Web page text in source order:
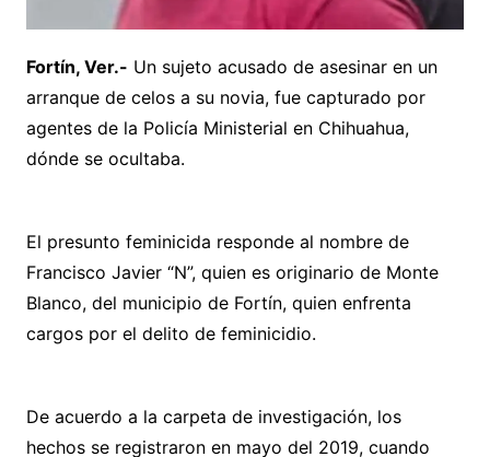
Fortín, Ver.- Un sujeto acusado de asesinar en un
arranque de celos a su novia, fue capturado por
agentes de la Policía Ministerial en Chihuahua,
dónde se ocultaba.
El presunto feminicida responde al nombre de
Francisco Javier “N”, quien es originario de Monte
Blanco, del municipio de Fortín, quien enfrenta
cargos por el delito de feminicidio.
De acuerdo a la carpeta de investigación, los
hechos se registraron en mayo del 2019, cuando